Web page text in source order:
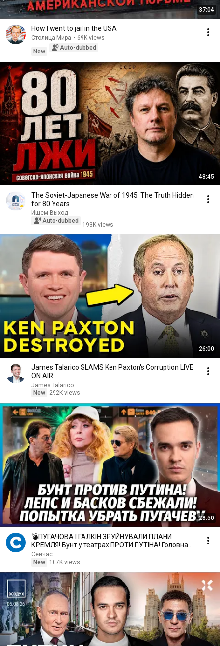
37:04
How I went to jail in the USA
Столица Мира • 69K views
New
Auto-dubbed
48:45
The Soviet-Japanese War of 1945: The Truth Hidden
for 80 Years
Ищем Выход
Auto-dubbed
193K views
26:00
James Talarico SLAMS Ken Paxton's Corruption LIVE
ON AIR
James Talarico
New
292K views
28:50
💣ПУГАЧОВА І ГАЛКІН ЗРУЙНУВАЛИ ПЛАНИ
КРЕМЛЯ! Бунт у театрах ПРОТИ ПУТІНА! Головна
подія ЦЬОГО ЛІТА
Сейчас
New
107K views